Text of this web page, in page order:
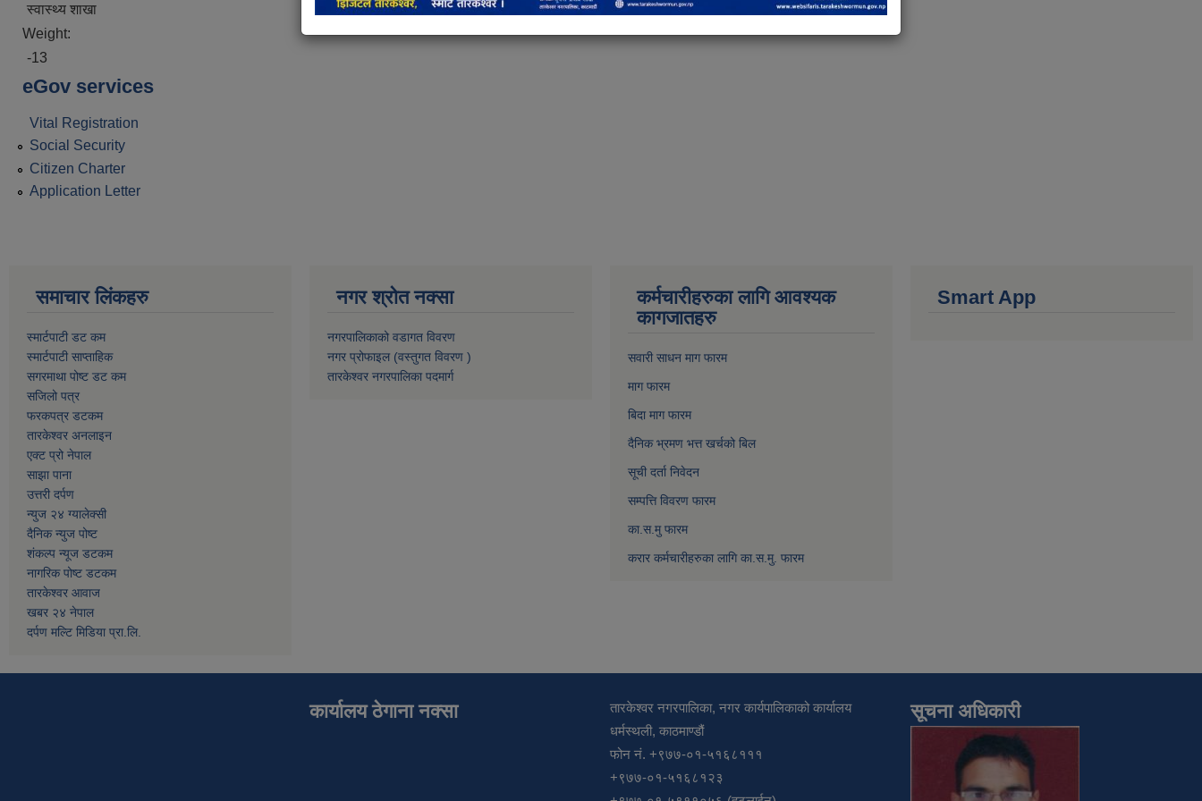
स्वास्थ्य शाखा
Weight:
-13
eGov services
Vital Registration
Social Security
Citizen Charter
Application Letter
समाचार लिंकहरु
स्मार्टपाटी डट कम
स्मार्टपाटी साप्ताहिक
सगरमाथा पोष्ट डट कम
सजिलो पत्र
फरकपत्र डटकम
तारकेश्वर अनलाइन
एक्ट प्रो नेपाल
साझा पाना
उत्तरी दर्पण
न्युज २४ ग्यालेक्सी
दैनिक न्युज पोष्ट
शंकल्प न्यूज डटकम
नागरिक पोष्ट डटकम
तारकेश्वर आवाज
खबर २४ नेपाल
दर्पण मल्टि मिडिया प्रा.लि.
नगर श्रोत नक्सा
नगरपालिकाको वडागत विवरण
नगर प्रोफाइल (वस्तुगत विवरण )
तारकेश्वर नगरपालिका पदमार्ग
कर्मचारीहरुका लागि आवश्यक
कागजातहरु
सवारी साधन माग फारम
माग फारम
बिदा माग फारम
दैनिक भ्रमण भत्त खर्चको बिल
सूची दर्ता निवेदन
सम्पत्ति विवरण फारम
का.स.मु फारम
करार कर्मचारीहरुका लागि का.स.मु. फारम
Smart App
कार्यालय ठेगाना नक्सा
तारकेश्वर नगरपालिका, नगर कार्यपालिकाको कार्यालय
धर्मस्थली, काठमाण्डौं
फोन नं. +९७७-०१-५१६८१११
+९७७-०१-५१६८१२३
सूचना अधिकारी